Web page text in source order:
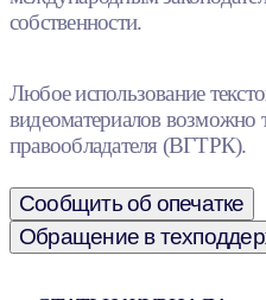
собственности.
Любое использование
видеоматериалов возможно
правообладателя (ВГТРК).
Сообщить об опечатке
Обращение в